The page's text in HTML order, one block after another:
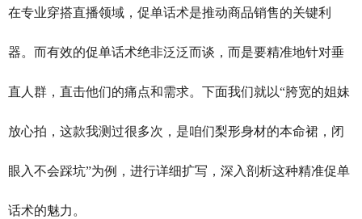
在专业穿搭直播领域，促单话术是推动商品销售的关键利
器。而有效的促单话术绝非泛泛而谈，而是要精准地针对垂
直人群，直击他们的痛点和需求。下面我们就以“胯宽的姐妹
放心拍，这款我测过很多次，是咱们梨形身材的本命裙，闭
眼入不会踩坑”为例，进行详细扩写，深入剖析这种精准促单
话术的魅力。